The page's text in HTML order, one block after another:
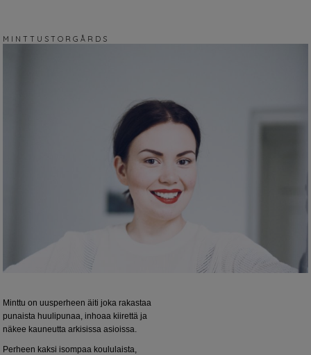
M I N T T U S T O R G Å R D S
Minttu on uusperheen äiti joka rakastaa
punaista huulipunaa, inhoaa kiirettä ja
näkee kauneutta arkisissa asioissa.
Perheen kaksi isompaa koululaista,